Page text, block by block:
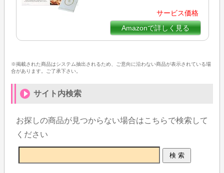
サービス価格
Amazonで詳しく見る
※掲載された商品はシステム抽出されるため、ご意向に沿わない商品が表示されている場
合があります。ご了承下さい。
サイト内検索
お探しの商品が見つからない場合はこちらで検索して
ください